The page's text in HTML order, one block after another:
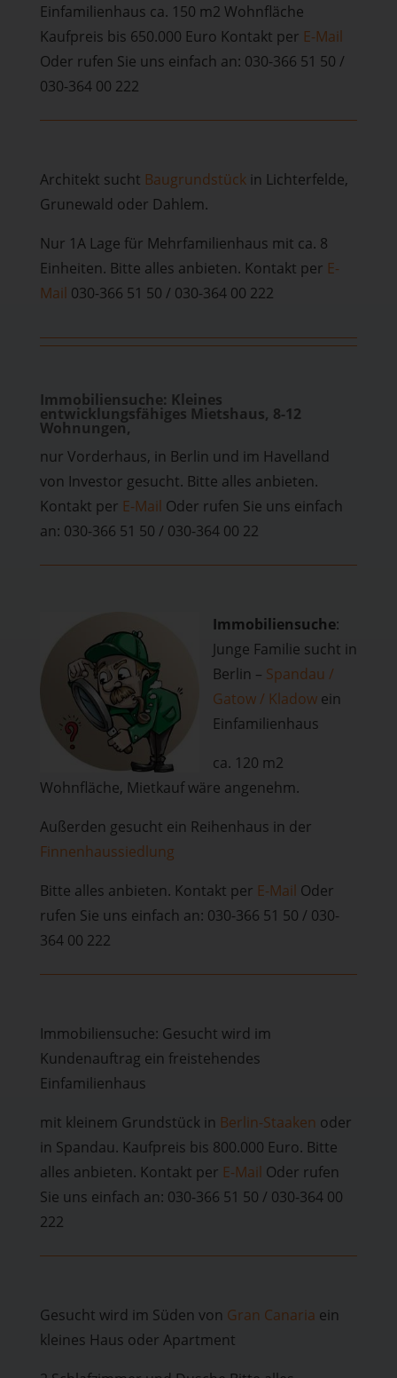
Einfamilienhaus ca. 150 m2 Wohnfläche
Kaufpreis bis 650.000 Euro Kontakt per E-Mail
Oder rufen Sie uns einfach an: 030-366 51 50 /
030-364 00 222
Architekt sucht Baugrundstückin Lichterfelde,
Grunewald oder Dahlem.
Nur 1A Lage für Mehrfamilienhaus mit ca. 8
Einheiten. Bitte alles anbieten. Kontakt per E-
Mail 030-366 51 50 / 030-364 00 222
Immobiliensuche: Kleines
entwicklungsfähiges Mietshaus, 8-12
Wohnungen,
nur Vorderhaus, in Berlin und im Havelland
von Investor gesucht. Bitte alles anbieten.
Kontakt per E-Mail Oder rufen Sie uns einfach
an: 030-366 51 50 / 030-364 00 22
Immobiliensuche:
Junge Familie sucht in
Berlin – Spandau /
Gatow / Kladowein
Einfamilienhaus
ca. 120 m2
Wohnfläche, Mietkauf wäre angenehm.
Außerden gesucht ein Reihenhaus in der
Finnenhaussiedlung
Bitte alles anbieten. Kontakt per E-Mail Oder
rufen Sie uns einfach an: 030-366 51 50 / 030-
364 00 222
Immobiliensuche: Gesucht wird im
Kundenauftrag ein freistehendes
Einfamilienhaus
mit kleinem Grundstück in Berlin-Staaken oder
in Spandau. Kaufpreis bis 800.000 Euro. Bitte
alles anbieten. Kontakt per E-Mail Oder rufen
Sie uns einfach an: 030-366 51 50 / 030-364 00
222
Gesucht wird im Süden von Gran Canaria ein
kleines Haus oder Apartment